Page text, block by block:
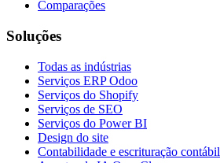
Comparações
Soluções
Todas as indústrias
Serviços ERP Odoo
Serviços do Shopify
Serviços de SEO
Serviços do Power BI
Design do site
Contabilidade e escrituração contábil